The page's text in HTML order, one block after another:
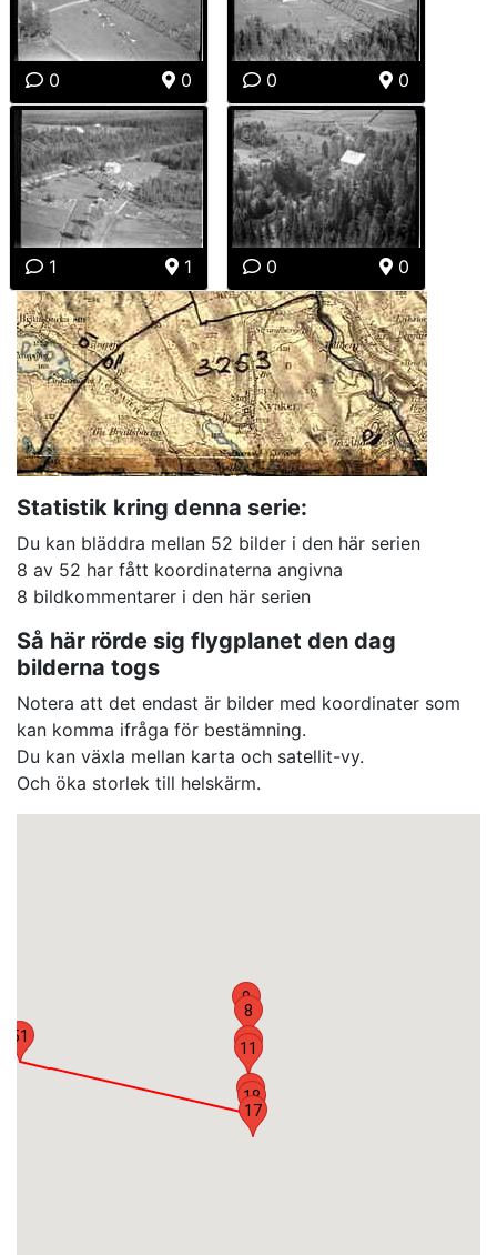
0 0 0 0
1 1 0 0
Statistik kring denna serie:
Du kan bläddra mellan 52 bilder i den här serien
8 av 52 har fått koordinaterna angivna
8 bildkommentarer i den här serien
Så här rörde sig flygplanet den dag
bilderna togs
Notera att det endast är bilder med koordinater som
kan komma ifråga för bestämning.
Du kan växla mellan karta och satellit-vy.
Och öka storlek till helskärm.
8
9
11
12
17
18
19
51